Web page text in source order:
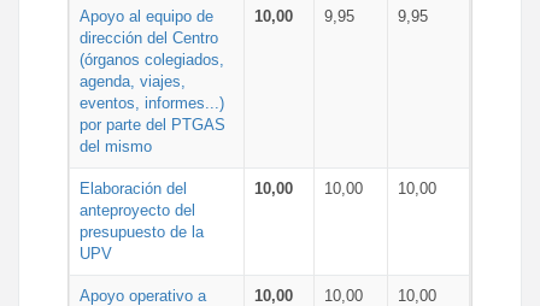
Apoyo al equipo de
dirección del Centro
(órganos colegiados,
agenda, viajes,
eventos, informes...)
por parte del PTGAS
del mismo
10,00 9,95 9,95
Elaboración del
anteproyecto del
presupuesto de la
UPV
10,00 10,00 10,00
Apoyo operativo a
10,00 10,00 10,00